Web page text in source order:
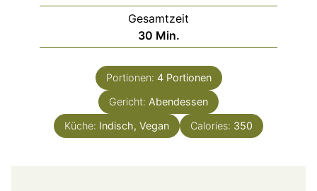
Gesamtzeit
30Minuten
Min.
Portionen: 4 Portionen
Gericht: Abendessen
Küche: Indisch, Vegan Calories: 350